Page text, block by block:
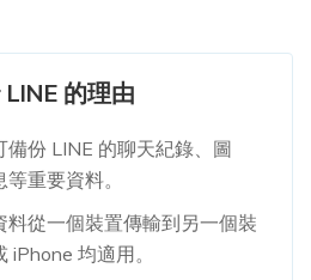
的理由
備份 LINE 的聊天紀錄、圖
重要資料。
料從一個裝置傳輸到另一個裝
均適用。